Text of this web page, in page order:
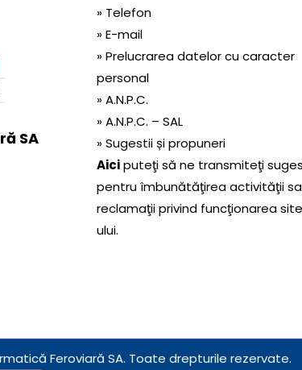
SA
» Telefon
» E-mail
» Prelucrarea datelor cu caracter
personal
» A.N.P.C.
» A.N.P.C. – SAL
» Sugestii și propuneri
Aiciputeţi să ne transmiteţi
pentru îmbunătăţirea activităţii
reclamaţii privind funcţionarea
ului.
Feroviară SA. Toate drepturile rezervate.